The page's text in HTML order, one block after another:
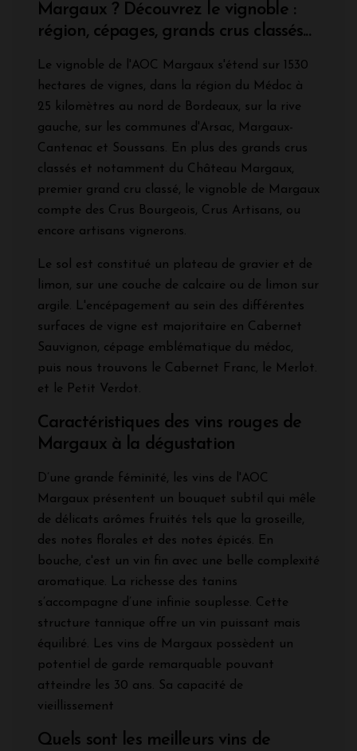
Margaux ? Découvrez le vignoble :
région, cépages, grands crus classés...
Le vignoble de l'AOC Margaux s'étend sur 1530
hectares de vignes, dans la région du Médoc à
25 kilomètres au nord de Bordeaux, sur la rive
gauche, sur les communes d'Arsac, Margaux-
Cantenac et Soussans. En plus des grands crus
classés et notamment du Château Margaux,
premier grand cru classé, le vignoble de Margaux
compte des Crus Bourgeois, Crus Artisans, ou
encore artisans vignerons.
Le sol est constitué un plateau de gravier et de
limon, sur une couche de calcaire ou de limon sur
argile. L'encépagement au sein des différentes
surfaces de vigne est majoritaire en Cabernet
Sauvignon, cépage emblématique du médoc,
puis nous trouvons le Cabernet Franc, le Merlot.
et le Petit Verdot.
Caractéristiques des vins rouges de
Margaux à la dégustation
D’une grande féminité, les vins de l'AOC
Margaux présentent un bouquet subtil qui mêle
de délicats arômes fruités tels que la groseille,
des notes florales et des notes épicés. En
bouche, c'est un vin fin avec une belle complexité
aromatique. La richesse des tanins
s’accompagne d’une infinie souplesse. Cette
structure tannique offre un vin puissant mais
équilibré. Les vins de Margaux possèdent un
potentiel de garde remarquable pouvant
atteindre les 30 ans. Sa capacité de
vieillissement
Quels sont les meilleurs vins de